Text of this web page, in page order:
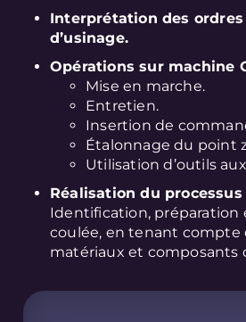
Interprétation des
d’usinage.
Opérations sur machine
Mise en marche.
Entretien.
Insertion de
Étalonnage du point
Utilisation d’outils
Réalisation du
Identification, préparation
coulée, en tenant compte
matériaux et composants